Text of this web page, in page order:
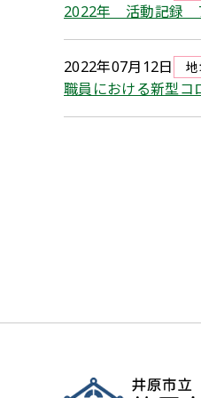
2022年 活動記録
2022年07月12日
職員における新型コ